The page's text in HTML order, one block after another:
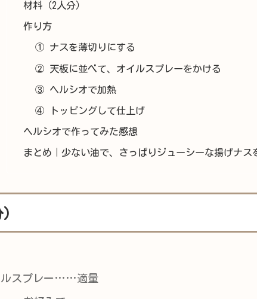
材料（2人分）
作り方
① ナスを薄切りにする
② 天板に並べて、オイルスプレーをかける
③ ヘルシオで加熱
④ トッピングして仕上げ
ヘルシオで作ってみた感想
まとめ｜少ない油で、さっぱりジューシーな揚げナス
ルスプレー……適量